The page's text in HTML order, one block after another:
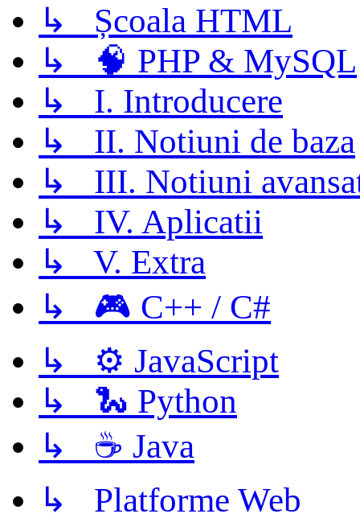
↳ Școala HTML
↳ 🧠 PHP & MySQL
↳ I. Introducere
↳ II. Notiuni de baza
↳ III. Notiuni
↳ IV. Aplicatii
↳ V. Extra
↳ 🎮 C++ / C#
↳ ⚙️ JavaScript
↳ 🐍 Python
↳ ☕ Java
↳ Platforme Web